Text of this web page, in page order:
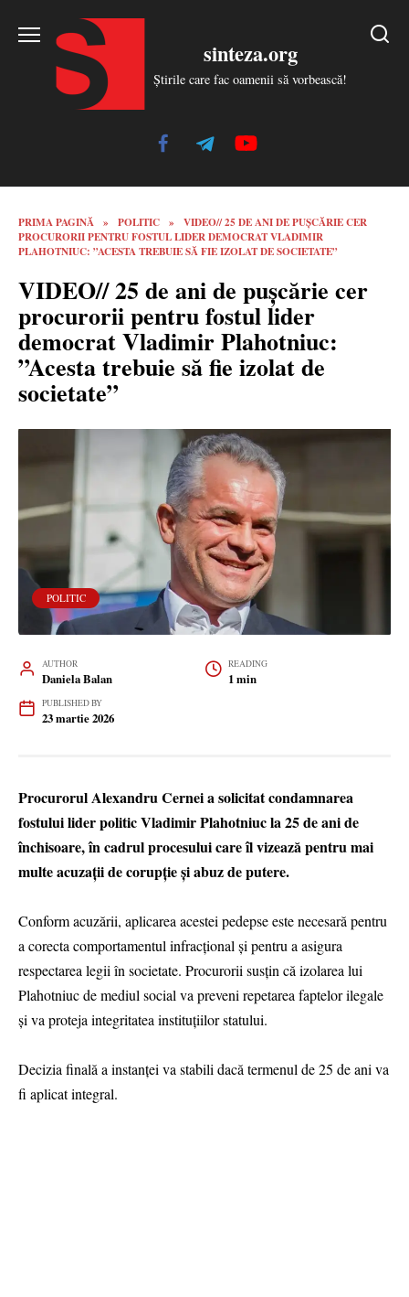
sinteza.org
Știrile care fac oamenii să vorbească!
PRIMA PAGINĂ » POLITIC »
VIDEO// 25 DE ANI DE PUȘCĂRIE CER
PROCURORII PENTRU FOSTUL LIDER DEMOCRAT VLADIMIR
PLAHOTNIUC: ”ACESTA TREBUIE SĂ FIE IZOLAT DE SOCIETATE”
VIDEO// 25 de ani de pușcărie cer
procurorii pentru fostul lider
democrat Vladimir Plahotniuc:
”Acesta trebuie să fie izolat de
societate”
POLITIC
AUTHOR
Daniela Balan
READING
1 min
PUBLISHED BY
23 martie 2026
Procurorul Alexandru Cernei a solicitat condamnarea
fostului lider politic Vladimir Plahotniuc la 25 de ani de
închisoare, în cadrul procesului care îl vizează pentru mai
multe acuzații de corupție și abuz de putere.
Conform acuzării, aplicarea acestei pedepse este necesară pentru
a corecta comportamentul infracțional și pentru a asigura
respectarea legii în societate. Procurorii susțin că izolarea lui
Plahotniuc de mediul social va preveni repetarea faptelor ilegale
și va proteja integritatea instituțiilor statului.
Decizia finală a instanței va stabili dacă termenul de 25 de ani va
fi aplicat integral.